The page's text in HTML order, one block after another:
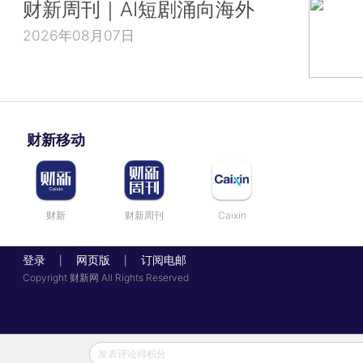
财新周刊｜AI短剧涌向海外
2026年08月07日
财新移动
财新 财新周刊 Caixin
登录 网页版 订阅电邮
Copyright 财新网 All Rights Reserved
发表评论得积分